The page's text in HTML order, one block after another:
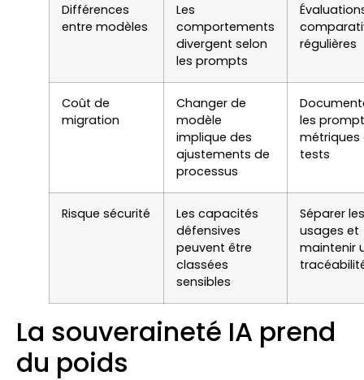
Différences
entre modèles
Les
comportements
divergent selon
les prompts
régulières
Coût de
migration
Changer de
modèle
implique des
ajustements de
processus
les
métriques
tests
Risque sécurité
Les capacités
défensives
peuvent être
classées
sensibles
Séparer les
usages et
maintenir
La souveraineté IA prend
du poids